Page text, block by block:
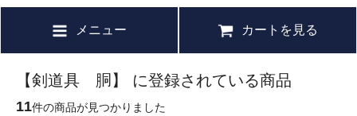
メニュー カートを見る
【剣道具 胴】 に登録されている商品
11件の商品が見つかりました